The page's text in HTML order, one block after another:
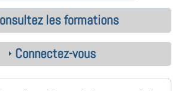
les formations
Connectez-vous